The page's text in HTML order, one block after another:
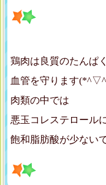
鶏肉は良質のたんぱ
血管を守ります
肉類の中では
悪玉コレステロール
飽和脂肪酸が少ない